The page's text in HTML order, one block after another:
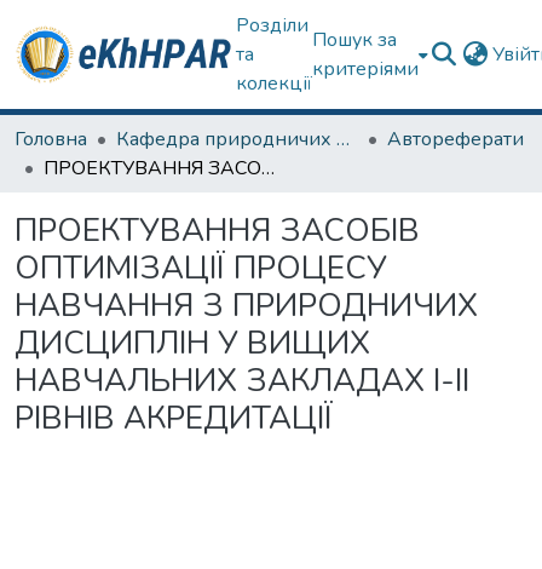
Розділи
та
колекції
Пошук за
критеріями
Головна Кафедра природничих наук та здоров'язбереження
Автореферати
ПРОЕКТУВАННЯ ЗАСОБІВ ОПТИМІЗАЦІЇ ПРОЦЕСУ НАВЧАННЯ З ПРИРОДНИЧИХ ДИСЦИПЛІН У ВИЩИХ НАВЧАЛЬНИХ ЗАКЛАДАХ I-II РІВНІВ АКРЕДИТАЦІЇ
ПРОЕКТУВАННЯ ЗАСОБІВ
ОПТИМІЗАЦІЇ ПРОЦЕСУ
НАВЧАННЯ З ПРИРОДНИЧИХ
ДИСЦИПЛІН У ВИЩИХ
НАВЧАЛЬНИХ ЗАКЛАДАХ I-II
РІВНІВ АКРЕДИТАЦІЇ